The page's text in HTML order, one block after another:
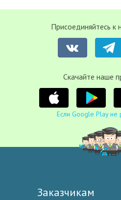
Присоединяйтесь к
Cкачайте наше
Если Google Play не
Заказчикам